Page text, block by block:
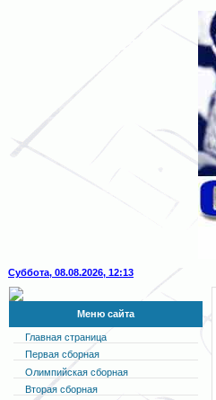
Суббота, 08.08.2026, 12:13
Меню сайта
Главная страница
Первая сборная
Олимпийская сборная
Вторая сборная